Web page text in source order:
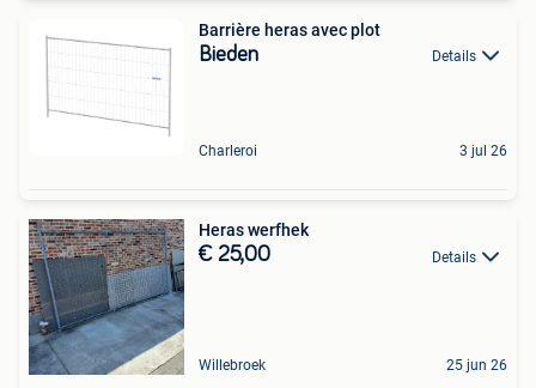
Barrière heras avec plot
Bieden Details
Charleroi 3 jul 26
Heras werfhek
€ 25,00 Details
Willebroek 25 jun 26